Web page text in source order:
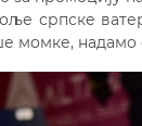
српске
момке, надамо